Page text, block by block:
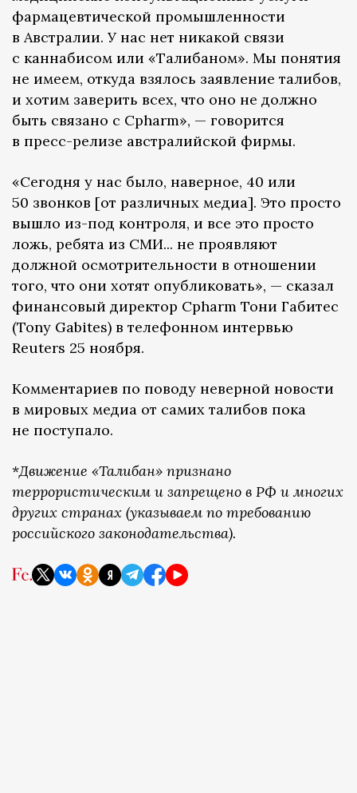
фармацевтической промышленности
в Австралии. У нас нет никакой связи
с каннабисом или «Талибаном». Мы понятия
не имеем, откуда взялось заявление талибов,
и хотим заверить всех, что оно не должно
быть связано с Cpharm», — говорится
в пресс-релизе австралийской фирмы.
«Сегодня у нас было, наверное, 40 или
50 звонков [от различных медиа]. Это просто
вышло из-под контроля, и все это просто
ложь, ребята из СМИ... не проявляют
должной осмотрительности в отношении
того, что они хотят опубликовать», — сказал
финансовый директор Cpharm Тони Габитес
(Tony Gabites) в телефонном интервью
Reuters 25 ноября.
Комментариев по поводу неверной новости
в мировых медиа от самих талибов пока
не поступало.
*Движение «Талибан» признано
террористическим и запрещено в РФ и многих
других странах (указываем по требованию
российского законодательства).